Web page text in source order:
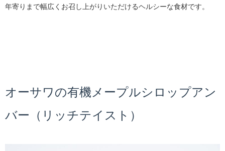
年寄りまで幅広くお召し上がりいただけるヘルシーな食材です。
オーサワの有機メープルシロップアン
バー（リッチテイスト）